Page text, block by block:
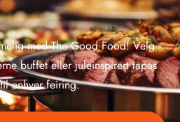
med The Good Food! Velg
buffet eller juleinspirert tapas
enhver feiring.